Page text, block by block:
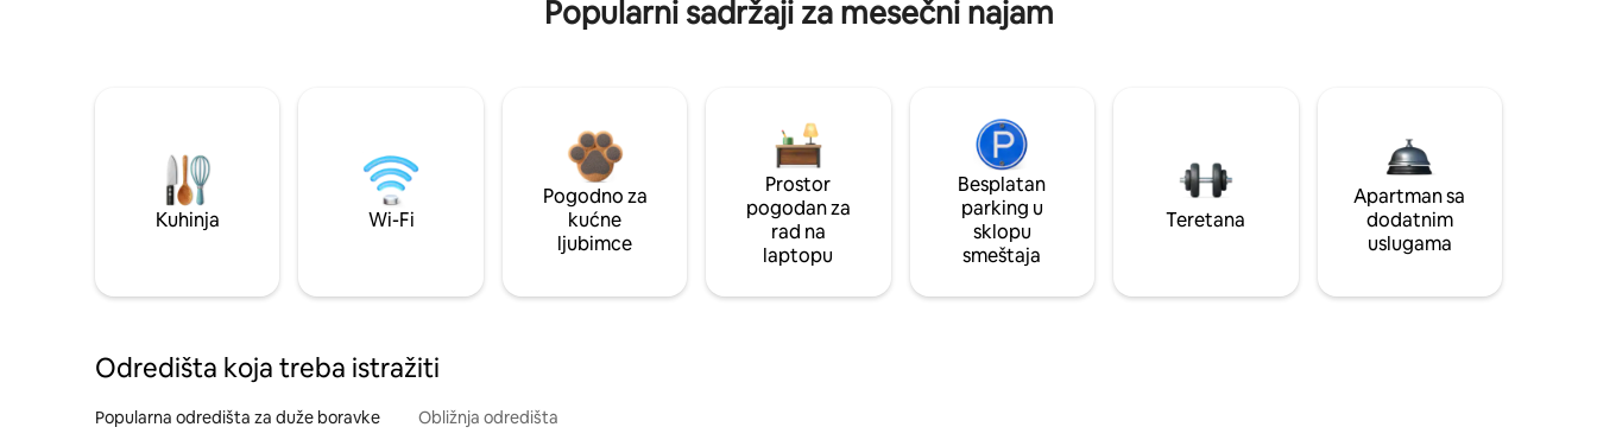
Popularni sadržaji za mesečni najam
Kuhinja Wi-Fi
Pogodno za
kućne
ljubimce
Prostor
pogodan za
rad na
laptopu
Besplatan
parking u
sklopu
smeštaja
Teretana
Apartman sa
dodatnim
uslugama
Odredišta koja treba istražiti
Popularna odredišta za duže boravke Obližnja odredišta